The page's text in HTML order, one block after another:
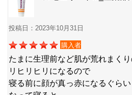
投稿日：2023年10月31日
購入者
たまに生理前など肌が荒れまく
リヒリヒリになるので
寝る前に顔が真っ赤になるぐらい